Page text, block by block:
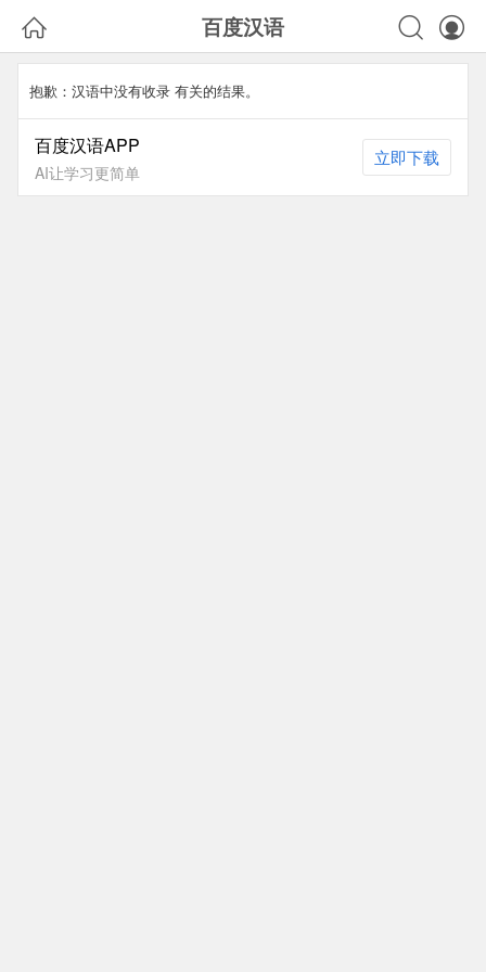
 百度汉语 

抱歉：汉语中没有收录 有关的结果。
百度汉语APP
AI让学习更简单
立即下载